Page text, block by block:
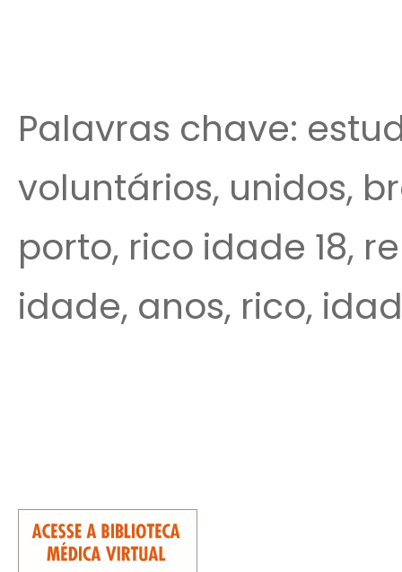
Palavras chave:
voluntários, unidos,
porto, rico idade 18,
idade, anos, rico,